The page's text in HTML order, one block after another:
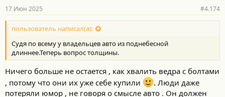
17 Июн 2025 #4.174
пользователь написал(а):
Судя по всему у владельцев авто из поднебесной
длиннее.Теперь вопрос толщины.
Ничего больше не остается , как хвалить ведра с болтами
, потому что они их уже себе купили
. Люди даже
потеряли юмор , не говоря о смысле авто . Он должен